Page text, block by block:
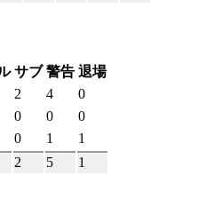
サブ 警告 退場
2 4
0
0 0
0
0 1
1
2 5 1